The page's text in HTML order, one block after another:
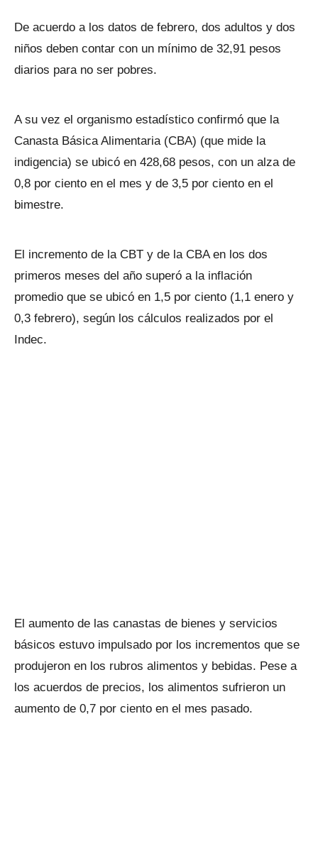
De acuerdo a los datos de febrero, dos adultos y dos
niños deben contar con un mínimo de 32,91 pesos
diarios para no ser pobres.
A su vez el organismo estadístico confirmó que la
Canasta Básica Alimentaria (CBA) (que mide la
indigencia) se ubicó en 428,68 pesos, con un alza de
0,8 por ciento en el mes y de 3,5 por ciento en el
bimestre.
El incremento de la CBT y de la CBA en los dos
primeros meses del año superó a la inflación
promedio que se ubicó en 1,5 por ciento (1,1 enero y
0,3 febrero), según los cálculos realizados por el
Indec.
El aumento de las canastas de bienes y servicios
básicos estuvo impulsado por los incrementos que se
produjeron en los rubros alimentos y bebidas. Pese a
los acuerdos de precios, los alimentos sufrieron un
aumento de 0,7 por ciento en el mes pasado.